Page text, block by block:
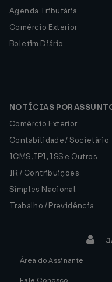
Agenda Tributária
Comércio Exterior
Boletim Diário
NOTÍCIAS POR
Comércio Exterior
Contabilidade / Societário
ICMS, IPI, ISS e Outros
IR / Contribuições
Simples Nacional
Trabalho / Previdência
Área do Assinante